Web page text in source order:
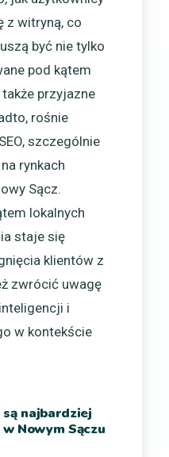
z witryną, co
być nie tylko
pod kątem
przyjazne
rośnie
szczególnie
rynkach
Sącz.
lokalnych
staje się
klientów z
zwrócić uwagę
i
w kontekście
najbardziej
Nowym Sączu